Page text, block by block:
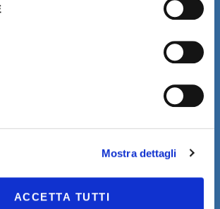
Mostra dettagli
ACCETTA TUTTI